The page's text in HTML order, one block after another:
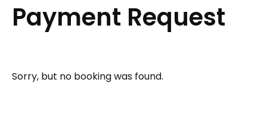
Payment Request
Sorry, but no booking was found.